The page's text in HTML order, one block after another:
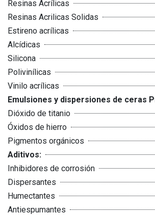
Resinas Acrílicas
Resinas Acrilicas Solidas
Estireno acrílicas
Alcídicas
Silicona
Polivinílicas
Vinilo acrílicas
Emulsiones y dispersiones de ceras
Dióxido de titanio
Óxidos de hierro
Pigmentos orgánicos
Aditivos:
Inhibidores de corrosión
Dispersantes
Humectantes
Antiespumantes